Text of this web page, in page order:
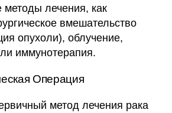
методы лечения, как
вмешательство
опухоли), облучение,
иммунотерапия.
Операция
метод лечения рака